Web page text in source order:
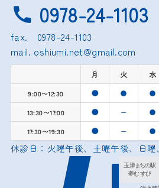
0978-24-1103
fax. 0978-24-1103
mail. oshiumi.net@gmail.com
月 火 水
9:00〜12:30
13:30〜17:00
ー
17:30〜19:30 ー
休診日：火曜午後、土曜午後、日曜